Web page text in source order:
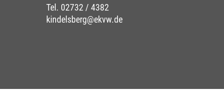
Tel. 02732 / 4382
kindelsberg@ekvw.de